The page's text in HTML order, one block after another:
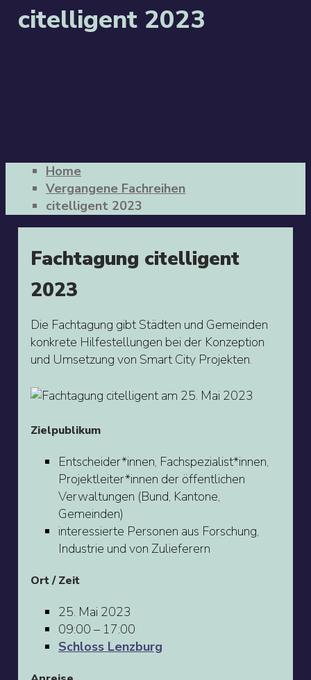
citelligent 2023
Home
Vergangene Fachreihen
citelligent 2023
Fachtagung citelligent
2023
Die Fachtagung gibt Städten und Gemeinden
konkrete Hilfestellungen bei der Konzeption
und Umsetzung von Smart City Projekten.
Zielpublikum
Entscheider*innen, Fachspezialist*innen,
Projektleiter*innen der öffentlichen
Verwaltungen (Bund, Kantone,
Gemeinden)
interessierte Personen aus Forschung,
Industrie und von Zulieferern
Ort / Zeit
25. Mai 2023
09:00 – 17:00
Schloss Lenzburg